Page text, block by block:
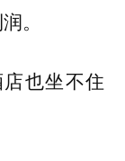
。
也坐不住